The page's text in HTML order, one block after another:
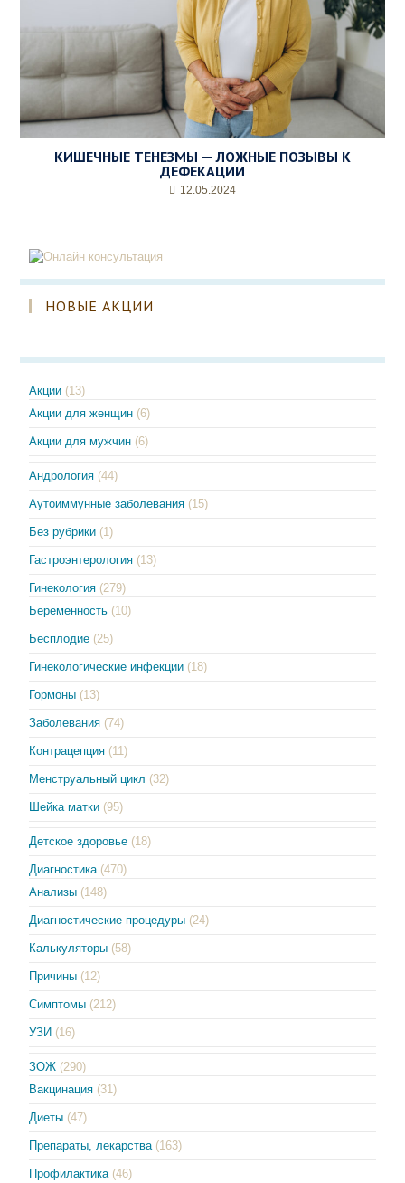
КИШЕЧНЫЕ ТЕНЕЗМЫ — ЛОЖНЫЕ ПОЗЫВЫ К
ДЕФЕКАЦИИ
12.05.2024
НОВЫЕ АКЦИИ
Акции (13)
Акции для женщин (6)
Акции для мужчин (6)
Андрология (44)
Аутоиммунные заболевания (15)
Без рубрики (1)
Гастроэнтерология (13)
Гинекология (279)
Беременность (10)
Бесплодие (25)
Гинекологические инфекции (18)
Гормоны (13)
Заболевания (74)
Контрацепция (11)
Менструальный цикл (32)
Шейка матки (95)
Детское здоровье (18)
Диагностика (470)
Анализы (148)
Диагностические процедуры (24)
Калькуляторы (58)
Причины (12)
Симптомы (212)
УЗИ (16)
ЗОЖ (290)
Вакцинация (31)
Диеты (47)
Препараты, лекарства (163)
Профилактика (46)